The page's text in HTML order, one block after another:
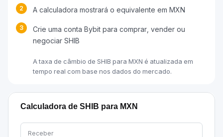
2 A calculadora mostrará o equivalente em MXN
3
Crie uma conta Bybit para comprar, vender ou
negociar SHIB
A taxa de câmbio de SHIB para MXN é atualizada em
tempo real com base nos dados do mercado.
Calculadora de SHIB para MXN
Receber